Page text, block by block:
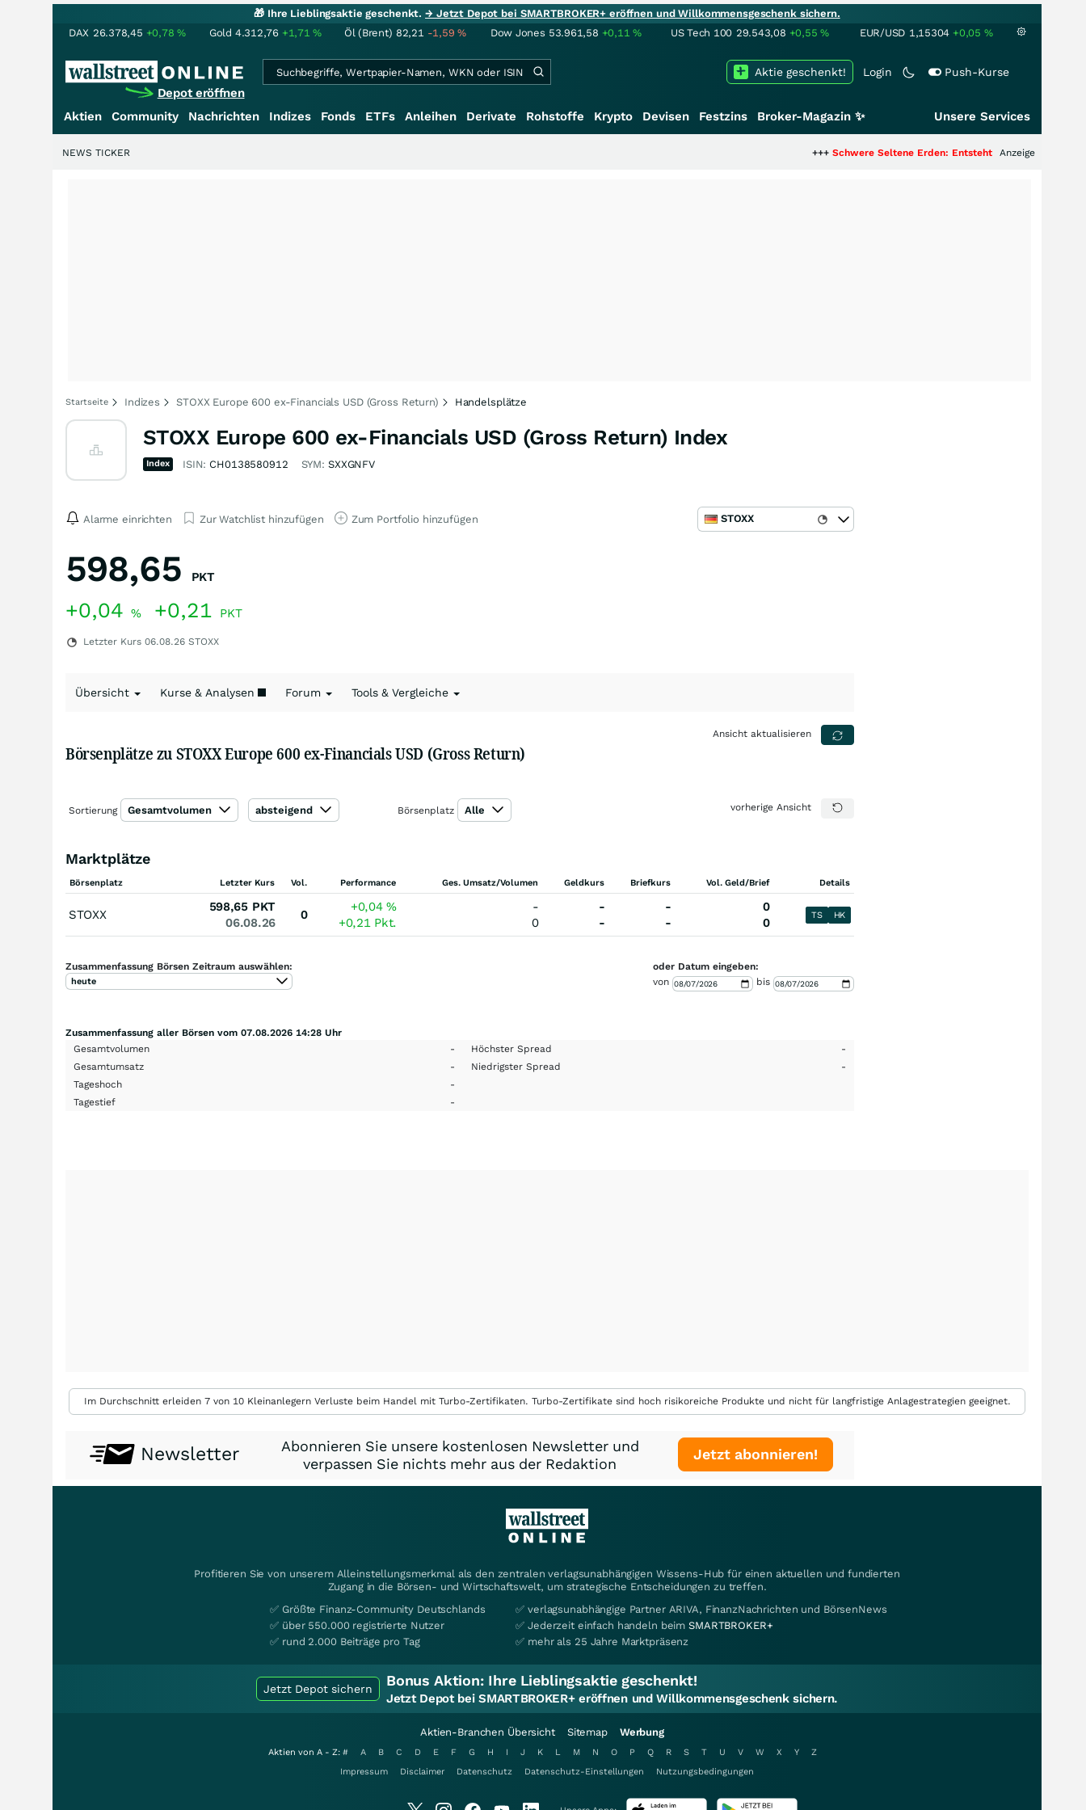
🎁 Ihre Lieblingsaktie geschenkt.→ Jetzt Depot bei SMARTBROKER+ eröffnen und Willkommensgeschenk sichern.
DAX 26.378,45 +0,78% Gold 4.312,76 +1,71% Öl (Brent) 82,21 -1,59% Dow Jones 53.961,58 +0,11% US Tech 100 29.543,08 +0,55% EUR/USD 1,15304 +0,05 %
Depot eröffnen
Login Push-Kurse
Aktie geschenkt!
Aktien Community Nachrichten Indizes Fonds ETFs Anleihen Derivate Rohstoffe Krypto Devisen Festzins Broker-Magazin ✨ Unsere Services
Schwere Seltene Erden: Entsteht hier die nächste
Anzeige
NEWS TICKER
Startseite Indizes STOXX Europe 600 ex-Financials USD (Gross Return) Handelsplätze
STOXX Europe 600 ex-Financials USD (Gross Return) Index
Index ISIN: CH0138580912 SYM: SXXGNFV
Alarme einrichten Zur Watchlist hinzufügen Zum Portfolio hinzufügen STOXX
598,65 PKT
+0,04 % +0,21 PKT
Letzter Kurs 06.08.26 STOXX
Übersicht Kurse & Analysen Forum Tools & Vergleiche
Börsenplätze zu STOXX Europe 600 ex-Financials USD (Gross Return)
Ansicht aktualisieren
Sortierung Gesamtvolumen absteigend Börsenplatz Alle vorherige Ansicht
Marktplätze
Börsenplatz Letzter Kurs Vol. Performance Ges. Umsatz/Volumen Geldkurs Briefkurs Vol. Geld/Brief Details
STOXX
598,65 PKT
06.08.26
0
+0,04%
+0,21 Pkt.
-
0
-
-
-
-
0
0
TS HK
Zusammenfassung Börsen Zeitraum auswählen:
heute
oder Datum eingeben:
von
bis
Zusammenfassung aller Börsen vom 07.08.2026 14:28 Uhr
Gesamtvolumen
- Höchster Spread
-
Gesamtumsatz
- Niedrigster Spread
-
Tageshoch
-
Tagestief
-
Im Durchschnitt erleiden 7 von 10 Kleinanlegern Verluste beim Handel mit Turbo-Zertifikaten. Turbo-Zertifikate sind hoch risikoreiche Produkte und nicht für langfristige Anlagestrategien geeignet.
Newsletter
Abonnieren Sie unsere kostenlosen Newsletter und
verpassen Sie nichts mehr aus der Redaktion
Jetzt abonnieren!
Profitieren Sie von unserem Alleinstellungsmerkmal als den zentralen verlagsunabhängigen Wissens-Hub für einen aktuellen und fundierten
Zugang in die Börsen- und Wirtschaftswelt, um strategische Entscheidungen zu treffen.
✅ Größte Finanz-Community Deutschlands
✅ über 550.000 registrierte Nutzer
✅ rund 2.000 Beiträge pro Tag
✅ verlagsunabhängige Partner ARIVA, FinanzNachrichten und BörsenNews
✅ Jederzeit einfach handeln beimSMARTBROKER+
✅ mehr als 25 Jahre Marktpräsenz
Jetzt Depot sichern Bonus Aktion: Ihre Lieblingsaktie geschenkt!
Jetzt Depot bei SMARTBROKER+ eröffnen und Willkommensgeschenk sichern.
Aktien-Branchen Übersicht Sitemap Werbung
Aktien von A - Z: # A B C D E F G H I J K L M N O P Q R S T U V W X Y
Z
Impressum
Disclaimer Datenschutz Datenschutz-Einstellungen Nutzungsbedingungen